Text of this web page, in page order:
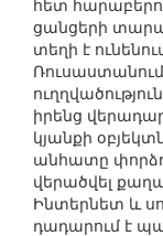
հետ
ցանցերի
տեղի է
իրենց
կյանքի
անհատը
վերածվել
Ինտերնետ և
դադարում է